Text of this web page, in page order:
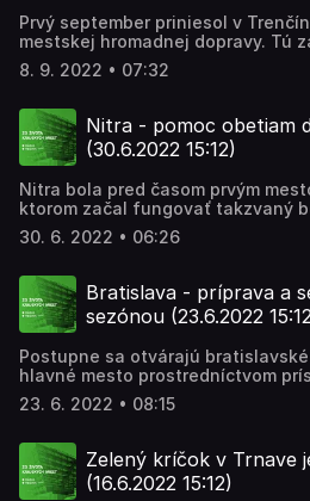
Prvý september priniesol v
mestskej hromadnej dopravy. Tú
dopravca. Spoločnosť Transdev
s cenovou ponukou o 800-tisíc
doteraz. Aký bol štart nového dopravcu v trenčianskych
uliciach? pripravila: Barbora
8. 9. 2022 • 07:32
Nitra - pomoc obetiam
(30.6.2022 15:12)
Nitra bola pred časom prvým
ktorom začal fungovať takzvaný
funguje doteraz, hoci pribudli aj
mesto pod Zoborom sa však
30. 6. 2022 • 06:26
Bratislava - príprava a
sezónou (23.6.2022
Postupne sa otvárajú
hlavné mesto prostredníctvom
Správa telovýchovných a
6 umelých letných kúpalísk a
samotným otvorením kúpaliska a
sprístupnením bazénov povedal
riaditeľ mestskej príspevkovej
23. 6. 2022 • 08:15
Zelený kríčok v Trnave
(16.6.2022 15:12)